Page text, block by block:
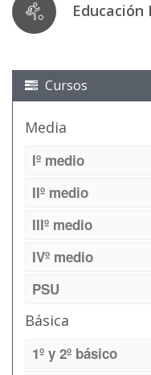
Educación
Cursos
Media
Iº medio
IIº medio
IIIº medio
IVº medio
PSU
Básica
1º y 2º básico